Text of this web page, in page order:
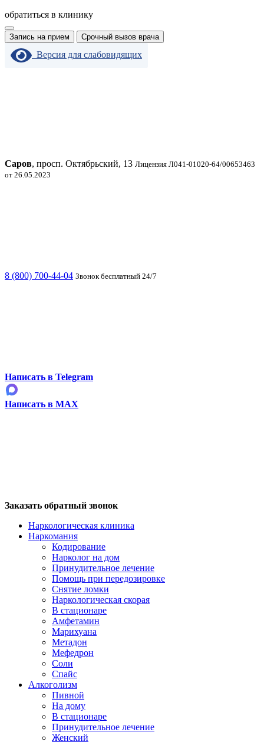
обратиться в клинику
Запись на прием Срочный вызов врача
Версия для слабовидящих
Саров, просп. Октябрьский, 13 Лицензия Л041-01020-64/00653463
от 26.05.2023
8 (800) 700-44-04 Звонок бесплатный 24/7
Написать в Telegram
Написать в MAX
Заказать обратный звонок
Наркологическая клиника
Наркомания
Кодирование
Нарколог на дом
Принудительное лечение
Помощь при передозировке
Снятие ломки
Наркологическая скорая
В стационаре
Амфетамин
Марихуана
Метадон
Мефедрон
Соли
Спайс
Алкоголизм
Пивной
На дому
В стационаре
Принудительное лечение
Женский